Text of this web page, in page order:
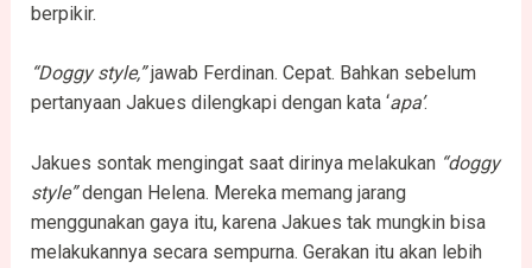
berpikir.
“Doggy style,”jawab Ferdinan. Cepat. Bahkan sebelum
pertanyaan Jakues dilengkapi dengan kata ‘apa’.
Jakues sontak mengingat saat dirinya melakukan “doggy
style”dengan Helena. Mereka memang jarang
menggunakan gaya itu, karena Jakues tak mungkin bisa
melakukannya secara sempurna. Gerakan itu akan lebih